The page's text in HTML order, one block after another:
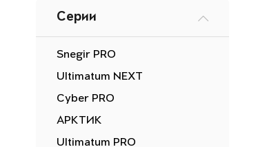
Серии
Snegir PRO
Ultimatum NEXT
Cyber PRO
АРКТИК
Ultimatum PRO